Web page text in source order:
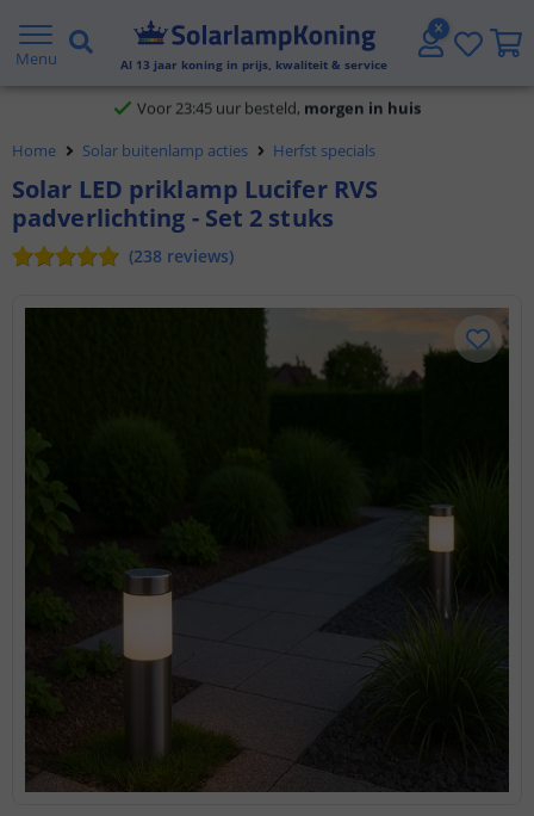
Menu Al 13 jaar koning in prijs, kwaliteit & service
Klantbeoordeling 9.1
Voor 23:45 uur besteld, morgen in huis
Home
Solar buitenlamp acties Herfst specials
Solar LED priklamp Lucifer RVS
padverlichting - Set 2 stuks
(238 reviews)